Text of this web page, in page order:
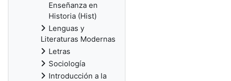
Enseñanza en
Historia (Hist)
Lenguas y
Literaturas Modernas
Letras
Sociología
Introducción a la